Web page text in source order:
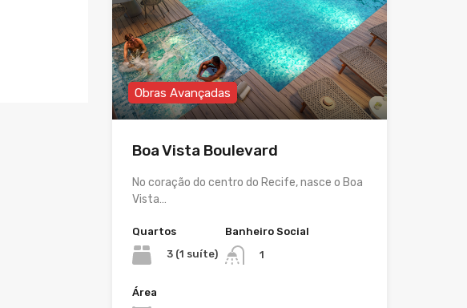
Obras Avançadas
Boa Vista Boulevard
No coração do centro do Recife, nasce o Boa
Vista…
Quartos
3 (1 suíte)
Banheiro Social
1
Área